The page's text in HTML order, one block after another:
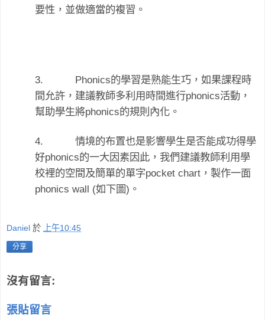
要性，並做適當的複習。
3. Phonics的學習是熟能生巧，如果課程時
間允許，建議教師多利用時間進行phonics活動，
幫助學生將phonics的規則內化。
4.
情境的布置也是影響學生是否能成功得學
好phonics的一大因素因此，我們建議教師利用學
校裡的空間及簡單的單字pocket chart ，製作一面
phonics wall (如下圖) 。
Daniel 於 上午10:45
分享
沒有留言:
張貼留言